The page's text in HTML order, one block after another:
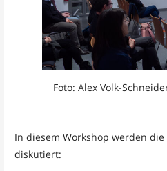
Foto: Alex Volk-
In diesem Workshop werden
diskutiert: